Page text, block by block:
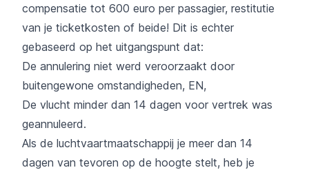
compensatie tot 600 euro per passagier, restitutie
van je ticketkosten of beide! Dit is echter
gebaseerd op het uitgangspunt dat:
De annulering niet werd veroorzaakt door
buitengewone omstandigheden, EN,
De vlucht minder dan 14 dagen voor vertrek was
geannuleerd.
Als de luchtvaartmaatschappij je meer dan 14
dagen van tevoren op de hoogte stelt, heb je